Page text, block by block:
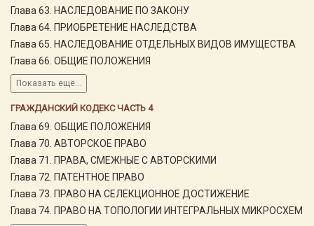
Глава 63. НАСЛЕДОВАНИЕ ПО ЗАКОНУ
Глава 64. ПРИОБРЕТЕНИЕ НАСЛЕДСТВА
Глава 65. НАСЛЕДОВАНИЕ ОТДЕЛЬНЫХ ВИДОВ ИМУЩЕСТВА
Глава 66. ОБЩИЕ ПОЛОЖЕНИЯ
Показать ещё...
ГРАЖДАНСКИЙ КОДЕКС ЧАСТЬ 4
Глава 69. ОБЩИЕ ПОЛОЖЕНИЯ
Глава 70. АВТОРСКОЕ ПРАВО
Глава 71. ПРАВА, СМЕЖНЫЕ С АВТОРСКИМИ
Глава 72. ПАТЕНТНОЕ ПРАВО
Глава 73. ПРАВО НА СЕЛЕКЦИОННОЕ ДОСТИЖЕНИЕ
Глава 74. ПРАВО НА ТОПОЛОГИИ ИНТЕГРАЛЬНЫХ МИКРОСХЕМ